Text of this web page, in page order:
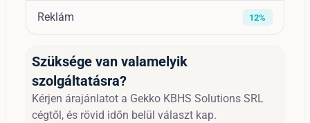
Reklám 12%
Szüksége van valamelyik
szolgáltatásra?
Kérjen árajánlatot a Gekko KBHS Solutions SRL
cégtől, és rövid időn belül választ kap.